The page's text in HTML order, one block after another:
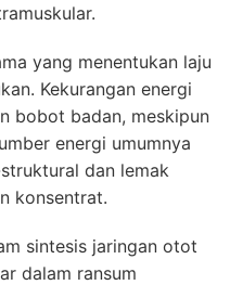
yang menentukan laju
Kekurangan energi
bobot badan, meskipun
energi umumnya
dan lemak
konsentrat.
sintesis jaringan otot
dalam ransum